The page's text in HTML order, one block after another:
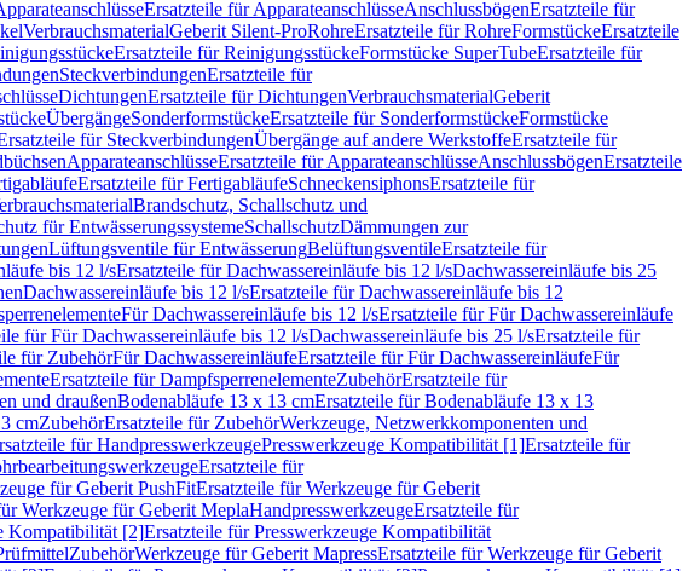
Ersatzteile für ApparateanschlüsseAnschlussbögenErsatzteile für
VerbrauchsmaterialGeberit Silent-ProRohreErsatzteile für RohreFormstückeErsatzteile
Ersatzteile für ReinigungsstückeFormstücke SuperTubeErsatzteile für
SteckverbindungenErsatzteile für
DichtungenErsatzteile für DichtungenVerbrauchsmaterialGeberit
ÜbergängeSonderformstückeErsatzteile für SonderformstückeFormstücke
für SteckverbindungenÜbergänge auf andere WerkstoffeErsatzteile für
ApparateanschlüsseErsatzteile für ApparateanschlüsseAnschlussbögenErsatzteile
Ersatzteile für FertigabläufeSchneckensiphonsErsatzteile für
Brandschutz, Schallschutz und
für EntwässerungssystemeSchallschutzDämmungen zur
Lüftungsventile für EntwässerungBelüftungsventileErsatzteile für
bis 12 l/sErsatzteile für Dachwassereinläufe bis 12 l/sDachwassereinläufe bis 25
Dachwassereinläufe bis 12 l/sErsatzteile für Dachwassereinläufe bis 12
Für Dachwassereinläufe bis 12 l/sErsatzteile für Für Dachwassereinläufe
für Für Dachwassereinläufe bis 12 l/sDachwassereinläufe bis 25 l/sErsatzteile für
für ZubehörFür DachwassereinläufeErsatzteile für Für DachwassereinläufeFür
Ersatzteile für DampfsperrenelementeZubehörErsatzteile für
und draußenBodenabläufe 13 x 13 cmErsatzteile für Bodenabläufe 13 x 13
cmZubehörErsatzteile für ZubehörWerkzeuge, Netzwerkkomponenten und
für HandpresswerkzeugePresswerkzeuge Kompatibilität [1]Ersatzteile für
Ersatzteile für
für Geberit PushFitErsatzteile für Werkzeuge für Geberit
Werkzeuge für Geberit MeplaHandpresswerkzeugeErsatzteile für
Kompatibilität [2]Ersatzteile für Presswerkzeuge Kompatibilität
ZubehörWerkzeuge für Geberit MapressErsatzteile für Werkzeuge für Geberit